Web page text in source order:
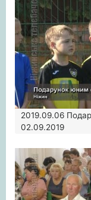
2019.09.06
02.09.2019